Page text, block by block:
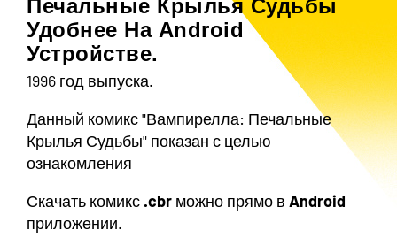
Печальные Крылья Судьбы
Удобнее На Android
Устройстве.
1996 год выпуска.
Данный комикс "Вампирелла: Печальные
Крылья Судьбы" показан с целью
ознакомления
Скачать комикс.cbr можно прямо в Android
приложении.